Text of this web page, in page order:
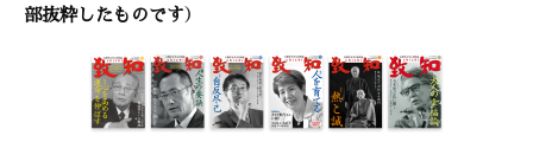
部抜粋したものです）